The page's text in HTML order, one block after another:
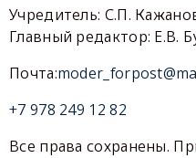
Учредитель: С.П.
Главный редактор: Е.В.
Почта:
+7 978 249 12 82
Все права сохранены.